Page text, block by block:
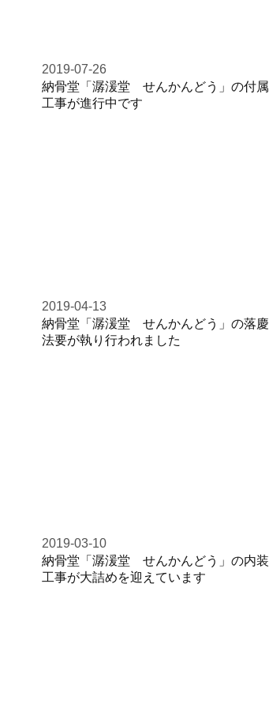
2019-07-26
納骨堂「潺湲堂 せんかんどう」の付属
工事が進行中です
2019-04-13
納骨堂「潺湲堂 せんかんどう」の落慶
法要が執り行われました
2019-03-10
納骨堂「潺湲堂 せんかんどう」の内装
工事が大詰めを迎えています